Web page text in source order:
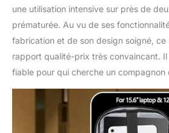
l'intérieur
business
vos
fourni),
ouvrir le
d'affaires
une utilisation intensive sur près de
prématurée. Au vu de ses
fabrication et de son design soigné,
rapport qualité-prix très convaincant.
fiable pour qui cherche un compagnon